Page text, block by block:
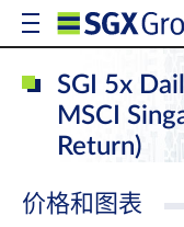
SGI 5x
MSCI
Return)
价格和图表